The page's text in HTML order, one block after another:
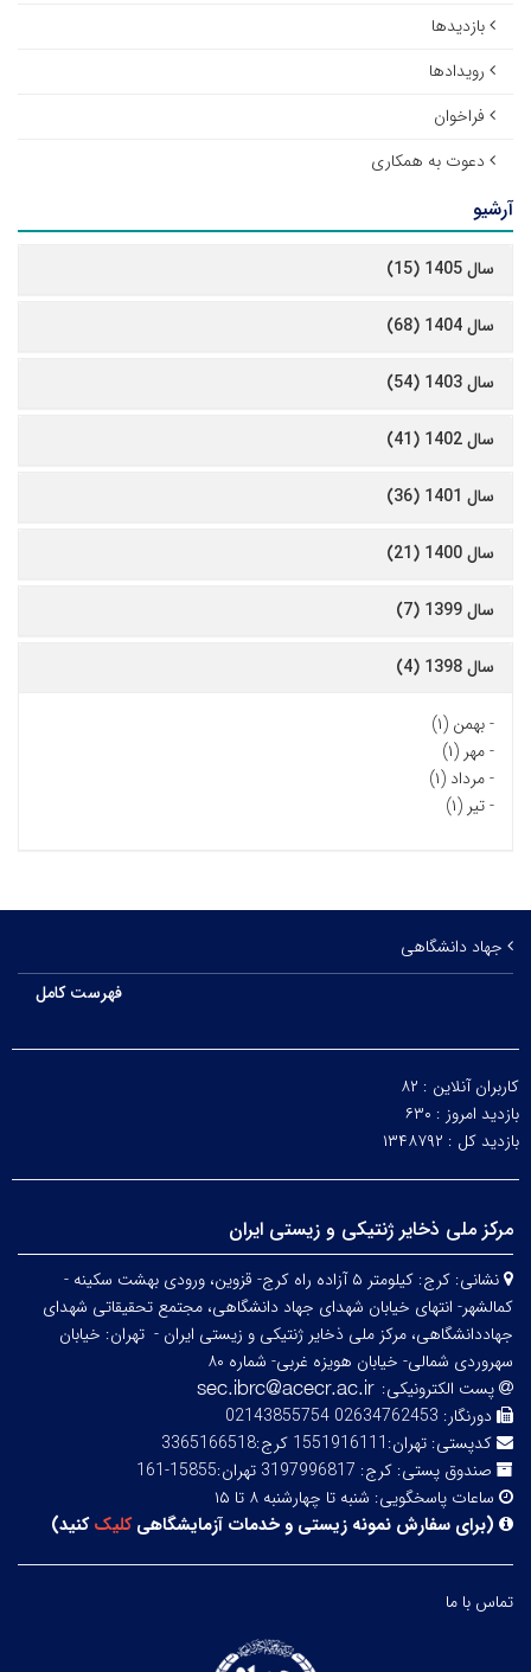
بازدیدها
رویدادها
فراخوان
دعوت به همکاری
آرشیو
سال 1405 (15)
سال 1404 (68)
سال 1403 (54)
سال 1402 (41)
سال 1401 (36)
سال 1400 (21)
سال 1399 (7)
سال 1398 (4)
-بهمن (۱)
-مهر (۱)
-مرداد (۱)
-تیر (۱)
جهاد دانشگاهی
فهرست کامل
کاربران آنلاین : ۸۲
بازدید امروز : ۶۳۰
بازدید کل : ۱۳۴۸۷۹۲
مرکز ملی ذخایر ژنتیکی و زیستی ایران
نشانی:
کرج: کیلومتر ۵ آزاده راه کرج- قزوین، ورودی بهشت سکینه -
کمالشهر- انتهای خیابان شهدای جهاد دانشگاهی، مجتمع تحقیقاتی شهدای
جهاددانشگاهی، مرکز ملی ذخایر ژنتیکی و زیستی ایران - تهران: خیابان
سهروردی شمالی- خیابان هویزه غربی- شماره ۸۰
پست الکترونیکی:
دورنگار: 02634762453 02143855754
کدپستی: تهران:1551916111 کرج:3365166518
صندوق پستی: کرج: 3197996817 تهران:15855-161
ساعات پاسخگویی: شنبه تا چهارشنبه ۸ تا ۱۵
(برای سفارش نمونه زیستی و خدمات آزمایشگاهیکلیککنید)
تماس با ما